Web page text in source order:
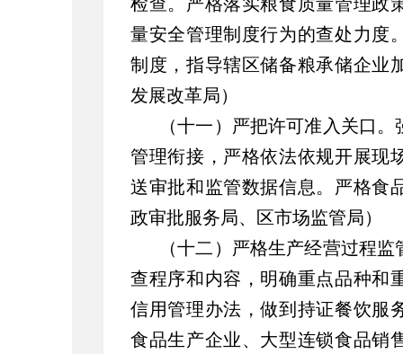
量安全管理制度行为的查处力度
制度，指导辖区储备粮承储企业
发展改革局）
（十一）严把许可准入关口
管理衔接，严格依法依规开展现
送审批和监管数据信息。严格食
政审批服务局、区市场监管局）
（十二）严格生产经营过程
查程序和内容，明确重点品种和
信用管理办法，做到持证餐饮服
食品生产企业、大型连锁食品销